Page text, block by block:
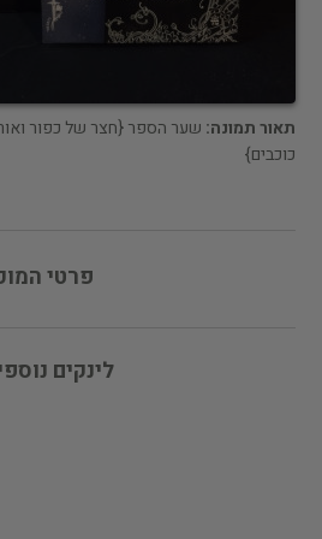
תאור תמונה: שער הספר {חצר של כפור
כוכבים}
פרטי
לינקים